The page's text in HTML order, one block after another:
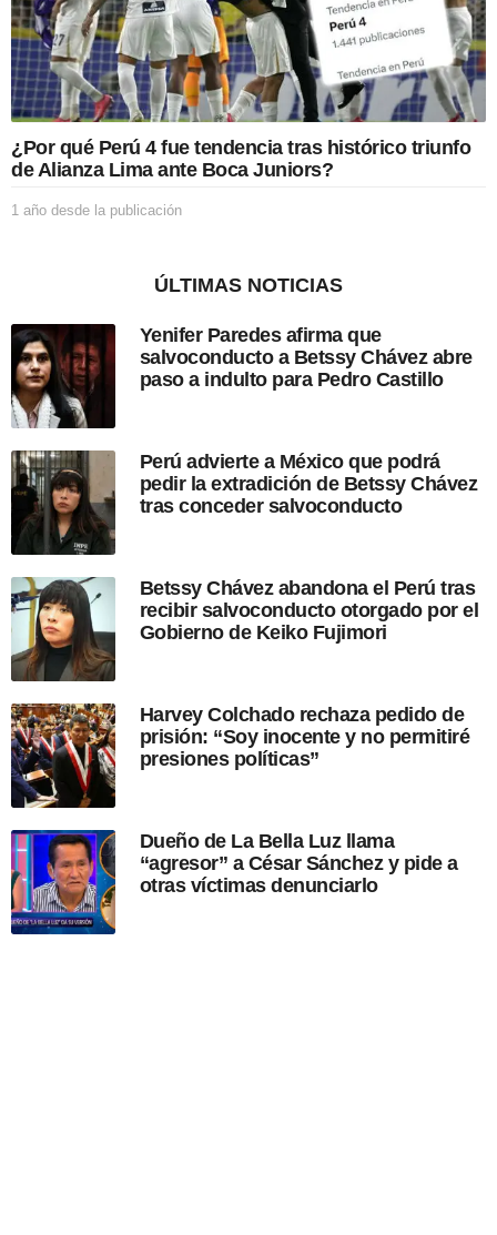
l
a
p
u
b
l
i
c
¿Por qué Perú 4 fue tendencia tras histórico triunfo
de Alianza Lima ante Boca Juniors?
1 año desde la publicación
d
s
d
e
u
b
l
c
i
ó
ÚLTIMAS NOTICIAS
Yenifer Paredes afirma que
salvoconducto a Betssy Chávez abre
paso a indulto para Pedro Castillo
Perú advierte a México que podrá
pedir la extradición de Betssy Chávez
tras conceder salvoconducto
Betssy Chávez abandona el Perú tras
recibir salvoconducto otorgado por el
Gobierno de Keiko Fujimori
Harvey Colchado rechaza pedido de
prisión: “Soy inocente y no permitiré
presiones políticas”
Dueño de La Bella Luz llama
“agresor” a César Sánchez y pide a
otras víctimas denunciarlo